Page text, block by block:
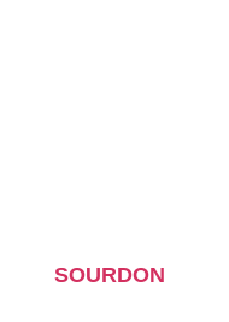
SOURDON